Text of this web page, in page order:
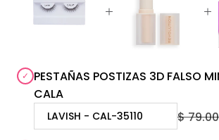
PESTAÑAS POSTIZAS 3D FALSO
CALA
$ 79.00